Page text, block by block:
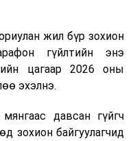
жил бүр зохион
гүйлтийн энэ
цагаар 2026 оны
эхэлнэ.
давсан гүйгч
зохион байгуулагчид